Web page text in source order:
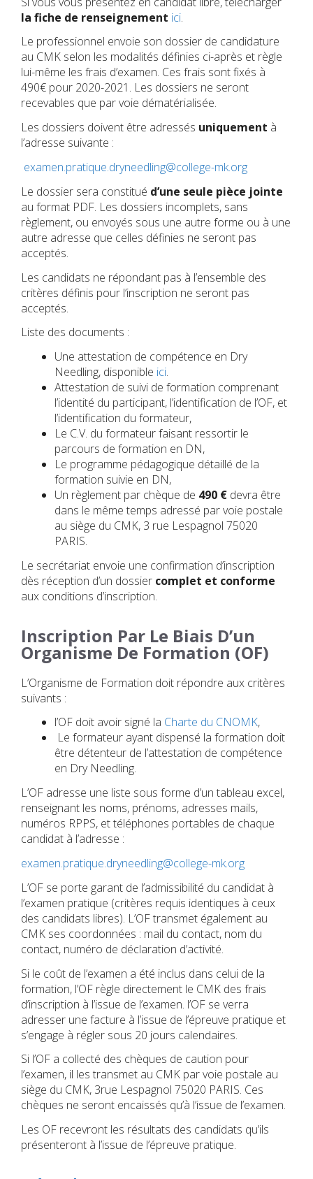
la fiche de renseignement ici.
Le professionnel envoie son dossier de candidature
au CMK selon les modalités définies ci-après et règle
lui-même les frais d’examen. Ces frais sont fixés à
490€ pour 2020-2021. Les dossiers ne seront
recevables que par voie dématérialisée.
Les dossiers doivent être adressés uniquement à
l’adresse suivante :
examen.pratique.dryneedling@college-mk.org
Le dossier sera constitué d’une seule pièce jointe
au format PDF. Les dossiers incomplets, sans
règlement, ou envoyés sous une autre forme ou à une
autre adresse que celles définies ne seront pas
acceptés.
Les candidats ne répondant pas à l’ensemble des
critères définis pour l’inscription ne seront pas
acceptés.
Liste des documents :
Une attestation de compétence en Dry
Needling, disponible ici.
Attestation de suivi de formation comprenant
l’identité du participant, l’identification de l’OF, et
l’identification du formateur,
Le C.V. du formateur faisant ressortir le
parcours de formation en DN,
Le programme pédagogique détaillé de la
formation suivie en DN,
Un règlement par chèque de 490 € devra être
dans le même temps adressé par voie postale
au siège du CMK, 3 rue Lespagnol 75020
PARIS.
Le secrétariat envoie une confirmation d’inscription
dès réception d’un dossier complet et conforme
aux conditions d’inscription.
Inscription Par Le Biais D’un
Organisme De Formation (OF)
L’Organisme de Formation doit répondre aux critères
suivants :
l’OF doit avoir signé la Charte du CNOMK,
Le formateur ayant dispensé la formation doit
être détenteur de l’attestation de compétence
en Dry Needling.
L’OF adresse une liste sous forme d’un tableau excel,
renseignant les noms, prénoms, adresses mails,
numéros RPPS, et téléphones portables de chaque
candidat à l’adresse :
examen.pratique.dryneedling@college-mk.org
L’OF se porte garant de l’admissibilité du candidat à
l’examen pratique (critères requis identiques à ceux
des candidats libres). L’OF transmet également au
CMK ses coordonnées : mail du contact, nom du
contact, numéro de déclaration d’activité.
Si le coût de l’examen a été inclus dans celui de la
formation, l’OF règle directement le CMK des frais
d’inscription à l’issue de l’examen. l’OF se verra
adresser une facture à l’issue de l’épreuve pratique et
s’engage à régler sous 20 jours calendaires.
Si l’OF a collecté des chèques de caution pour
l’examen, il les transmet au CMK par voie postale au
siège du CMK, 3rue Lespagnol 75020 PARIS. Ces
chèques ne seront encaissés qu’à l’issue de l’examen.
Les OF recevront les résultats des candidats qu’ils
présenteront à l’issue de l’épreuve pratique.